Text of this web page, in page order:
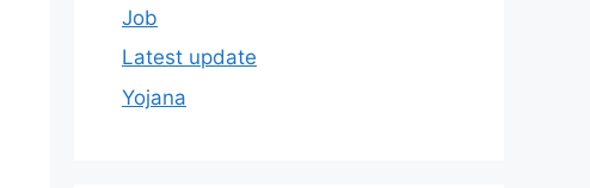
Job
Latest update
Yojana